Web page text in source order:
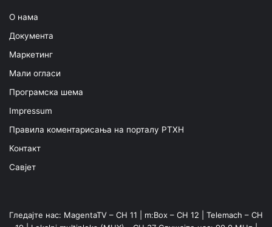
О нама
Документа
Маркетинг
Мали огласи
Програмска шема
Impressum
Правила коментарисања на порталу РТХН
Контакт
Савјет
Гледајте нас: MagentaTV – CH 11 | m:Box – CH 12 | Telemach – CH